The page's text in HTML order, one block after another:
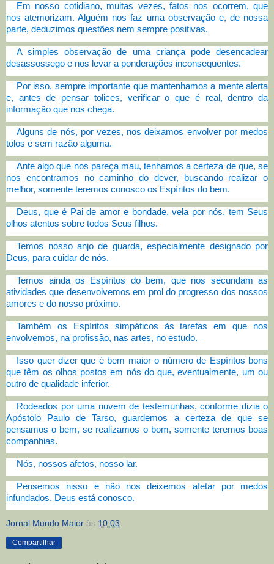
Em nosso cotidiano, muitas vezes, fatos nos ocorrem, que
nos atemorizam. Alguém nos faz uma observação e, de nossa
parte, deduzimos questões nem sempre positivas.
A simples observação de uma criança pode desencadear
desassossego e nos levar a ponderações inconsequentes.
Por isso, sempre importante que mantenhamos a mente alerta
e, antes de pensar tolices, verificar o que é real, dentro da
informação que nos chega.
Alguns de nós, por vezes, nos deixamos envolver por medos
tolos e sem razão alguma.
Ante algo que nos pareça mau, tenhamos a certeza de que, se
nos encontramos no caminho do dever, buscando realizar o
melhor, somente teremos conosco os Espíritos do bem.
Deus, que é Pai de amor e bondade, vela por nós, tem Seus
olhos atentos sobre todos Seus filhos.
Temos nosso anjo de guarda, especialmente designado por
Deus, para cuidar de nós.
Temos ainda os Espíritos do bem, que nos secundam as
atividades que desenvolvemos em prol do progresso dos nossos
amores e do nosso próximo.
Também os Espíritos simpáticos às tarefas em que nos
envolvemos, na profissão, nas artes, no estudo.
Isso quer dizer que é bem maior o número de Espíritos bons
que têm os olhos postos em nós do que, eventualmente, um ou
outro de qualidade inferior.
Rodeados por uma nuvem de testemunhas, conforme dizia o
Apóstolo Paulo de Tarso, guardemos a certeza de que se
pensamos o bem, se realizamos o bom, somente teremos boas
companhias.
Nós, nossos afetos, nosso lar.
Pensemos nisso e não nos deixemos afetar por medos
infundados. Deus está conosco.
Jornal Mundo Maior às 10:03
Compartilhar